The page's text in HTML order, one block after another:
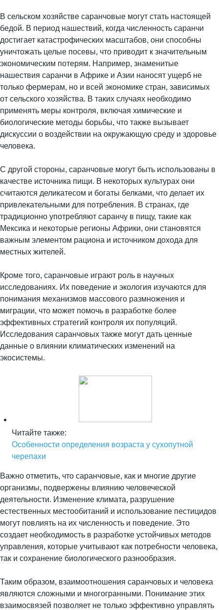
В сельском хозяйстве саранчовые могут стать настоящей
бедой. В период нашествий, когда численность саранчи
достигает катастрофических масштабов, они способны
уничтожать целые посевы, что приводит к значительным
экономическим потерям. Например, знаменитые
нашествия саранчи в Африке и Азии наносят ущерб не
только фермерам, но и всей экономике стран, зависимых
от сельского хозяйства. В таких случаях необходимо
применять меры контроля, включая химические и
биологические методы борьбы, что также вызывает
дискуссии о воздействии на окружающую среду и здоровье
человека.
С другой стороны, саранчовые могут быть использованы в
качестве источника пищи. В некоторых культурах они
считаются деликатесом и богаты белками, что делает их
привлекательными для потребления. В странах, где
традиционно употребляют саранчу в пищу, такие как
Мексика и некоторые регионы Африки, они становятся
важным элементом рациона и источником дохода для
местных жителей.
Кроме того, саранчовые играют роль в научных
исследованиях. Их поведение и экология изучаются для
понимания механизмов массового размножения и
миграции, что может помочь в разработке более
эффективных стратегий контроля их популяций.
Исследования саранчовых также могут дать ценные
данные о влиянии климатических изменений на
экосистемы.
Читайте также:
Особенности определения возраста у сухопутной
черепахи
Важно отметить, что саранчовые, как и многие другие
организмы, подвержены влиянию человеческой
деятельности. Изменение климата, разрушение
естественных местообитаний и использование пестицидов
могут повлиять на их численность и поведение. Это
создает необходимость в разработке устойчивых методов
управления, которые учитывают как потребности человека,
так и сохранение биологического разнообразия.
Таким образом, взаимоотношения саранчовых и человека
являются сложными и многогранными. Понимание этих
взаимосвязей позволяет не только эффективно управлять